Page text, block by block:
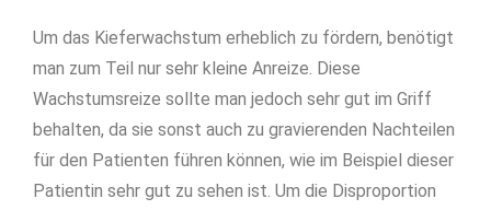
Um das Kieferwachstum erheblich zu fördern, benötigt
man zum Teil nur sehr kleine Anreize. Diese
Wachstumsreize sollte man jedoch sehr gut im Griff
behalten, da sie sonst auch zu gravierenden Nachteilen
für den Patienten führen können, wie im Beispiel dieser
Patientin sehr gut zu sehen ist. Um die Disproportion